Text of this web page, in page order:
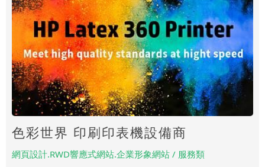
色彩世界 印刷印表機設備商
網頁設計.RWD響應式網站.企業形象網站 / 服務類